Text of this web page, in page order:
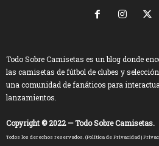
Todo Sobre Camisetas es un blog donde
las camisetas de fútbol de clubes y
una comunidad de fanáticos para
lanzamientos.
Copyright © 2022 — Todo Sobre Camisetas.
Todos los derechos reservados. (Política de Privacidad |